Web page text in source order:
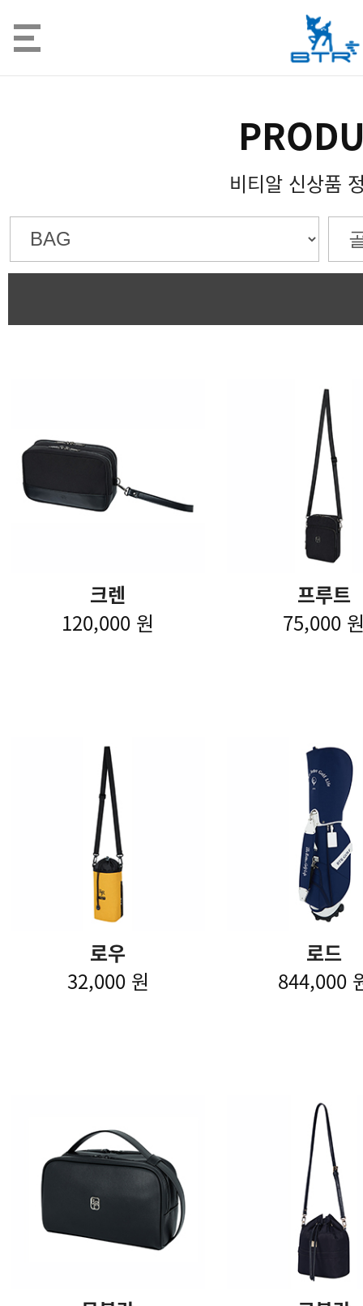
비티알 신상품
크렌
120,000 원
프루트
75,000
로우
32,000 원
로드
844,000